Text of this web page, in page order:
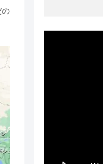
の